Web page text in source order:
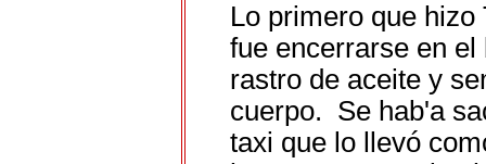
Lo primero que
fue encerrarse en
rastro de aceite y
cuerpo. Se hab'a
taxi que lo llevó